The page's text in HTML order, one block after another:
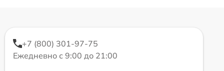
+7 (800) 301-97-75
Ежедневно с 9:00 до 21:00